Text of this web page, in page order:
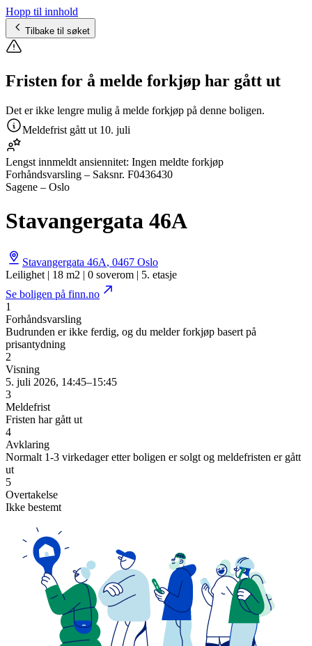
Hopp til innhold
Tilbake til søket
Fristen for å melde forkjøp har gått ut
Det er ikke lengre mulig å melde forkjøp på denne boligen.
Meldefrist gått ut 10. juli
Lengst innmeldt ansiennitet: Ingen meldte forkjøp
Forhåndsvarsling – Saksnr. F0436430
Sagene – Oslo
Stavangergata 46A
Stavangergata 46A, 0467 Oslo
Leilighet | 18 m2 | 0 soverom | 5. etasje
Se boligen på finn.no
1
Forhåndsvarsling
Budrunden er ikke ferdig, og du melder forkjøp basert på
prisantydning
2
Visning
5. juli 2026, 14:45–15:45
3
Meldefrist
Fristen har gått ut
4
Avklaring
Normalt 1-3 virkedager etter boligen er solgt og meldefristen er gått
ut
5
Overtakelse
Ikke bestemt